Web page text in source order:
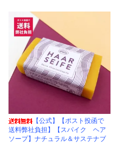
【公式】【ポスト投函で
送料弊社負担】【スパイク ヘア
ソープ】ナチュラル＆サステナブ